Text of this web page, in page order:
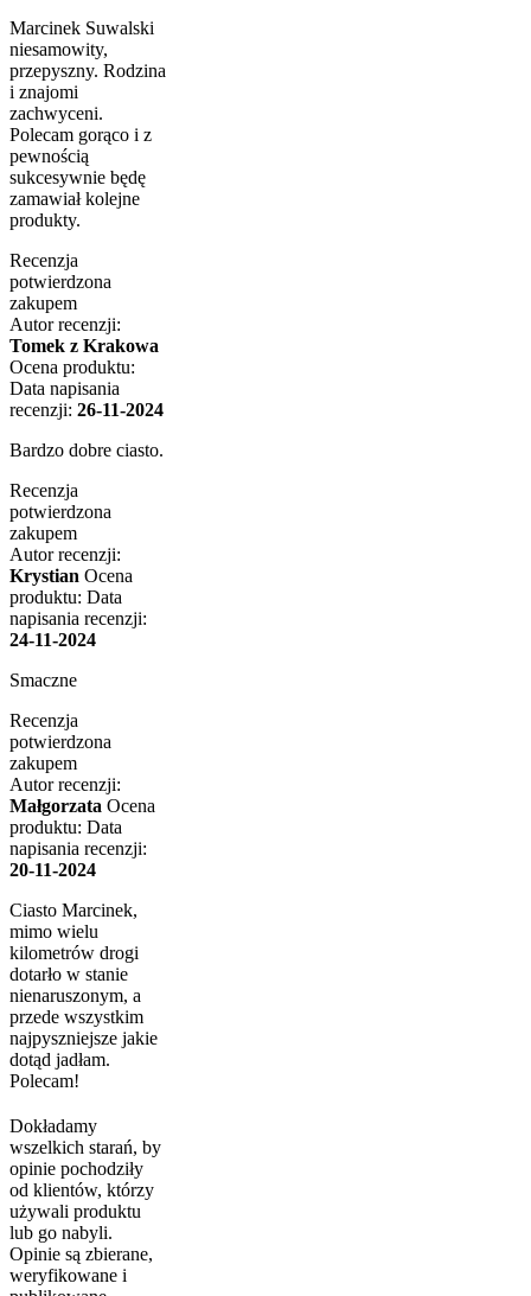
Marcinek Suwalski
niesamowity,
przepyszny. Rodzina
i znajomi
zachwyceni.
Polecam gorąco i z
pewnością
sukcesywnie będę
zamawiał kolejne
produkty.
Recenzja
potwierdzona
zakupem
Autor recenzji:
Tomek z Krakowa
Ocena produktu:
Data napisania
recenzji: 26-11-2024
Bardzo dobre ciasto.
Recenzja
potwierdzona
zakupem
Autor recenzji:
Krystian Ocena
produktu: Data
napisania recenzji:
24-11-2024
Smaczne
Recenzja
potwierdzona
zakupem
Autor recenzji:
Małgorzata Ocena
produktu: Data
napisania recenzji:
20-11-2024
Ciasto Marcinek,
mimo wielu
kilometrów drogi
dotarło w stanie
nienaruszonym, a
przede wszystkim
najpyszniejsze jakie
dotąd jadłam.
Polecam!
Dokładamy
wszelkich starań, by
opinie pochodziły
od klientów, którzy
używali produktu
lub go nabyli.
Opinie są zbierane,
weryfikowane i